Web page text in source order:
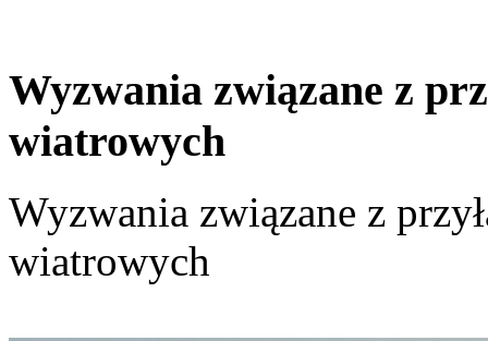
Wyzwania związane z
wiatrowych
Wyzwania związane z
wiatrowych